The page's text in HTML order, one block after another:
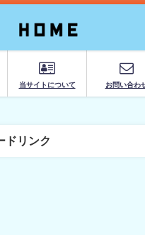
当サイトについて お問い合わ
ドリンク